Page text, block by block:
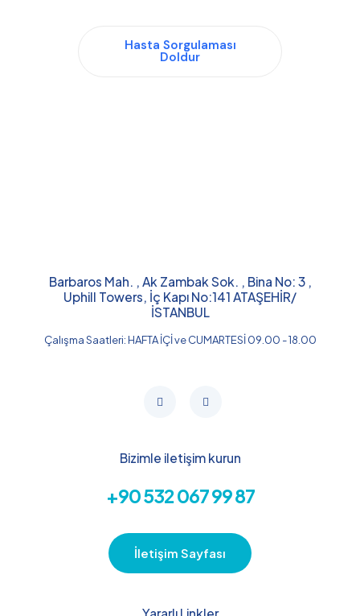
Hasta Sorgulaması
Doldur
Barbaros Mah. , Ak Zambak Sok. , Bina No: 3 ,
Uphill Towers, İç Kapı No:141 ATAŞEHİR/
İSTANBUL​
Çalışma Saatleri: HAFTA İÇİ ve CUMARTESİ 09.00 - 18.00
Bizimle iletişim kurun
+90 532 067 99 87
İletişim Sayfası